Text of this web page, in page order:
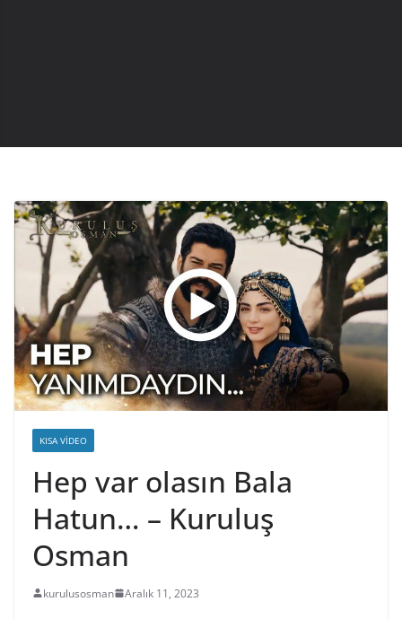
KISA VIDEO
Hep var olasın Bala
Hatun… – Kuruluş
Osman
kurulusosman Aralık 11, 2023